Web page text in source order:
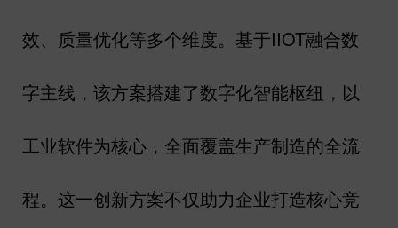
效、质量优化等多个维度。基于IIOT融合数
字主线，该方案搭建了数字化智能枢纽，以
工业软件为核心，全面覆盖生产制造的全流
程。这一创新方案不仅助力企业打造核心竞